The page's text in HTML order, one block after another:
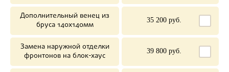
Дополнительный венец из
бруса 140х140мм
35 200 руб.
Замена наружной отделки
фронтонов на блок-хаус
39 800 руб.